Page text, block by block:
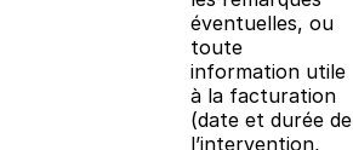
éventuelles, ou
toute
information utile
à la facturation
(date et durée de
l’intervention,